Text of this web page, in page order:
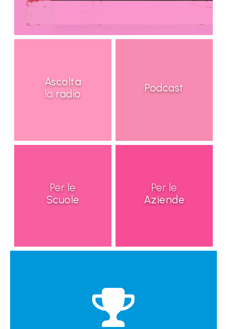
Ascolta
la radio Podcast
Per le
Scuole
Per le
Aziende